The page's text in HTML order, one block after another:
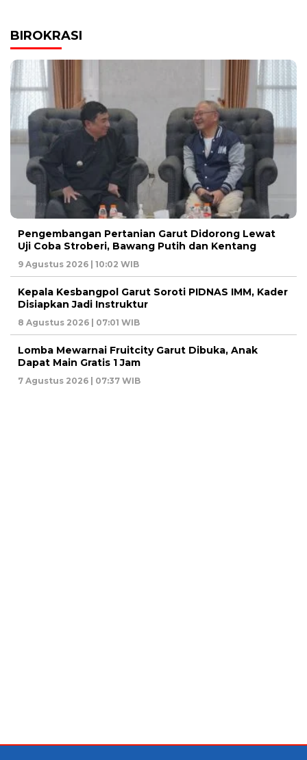
BIROKRASI
Pengembangan Pertanian Garut Didorong Lewat
Uji Coba Stroberi, Bawang Putih dan Kentang
9 Agustus 2026 | 10:02 WIB
Kepala Kesbangpol Garut Soroti PIDNAS IMM, Kader
Disiapkan Jadi Instruktur
8 Agustus 2026 | 07:01 WIB
Lomba Mewarnai Fruitcity Garut Dibuka, Anak
Dapat Main Gratis 1 Jam
7 Agustus 2026 | 07:37 WIB